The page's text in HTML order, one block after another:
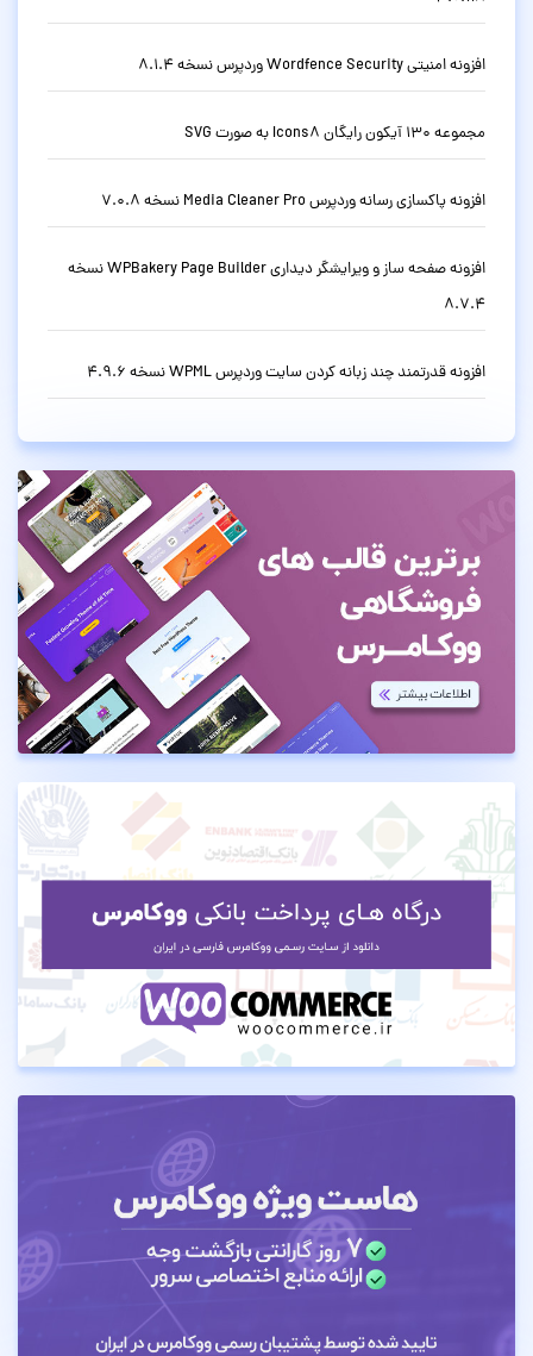
افزونه امنیتی Wordfence Security وردپرس نسخه 8.1.4
مجموعه 130 آیکون رایگان Icons8 به صورت SVG
افزونه پاکسازی رسانه وردپرس Media Cleaner Pro نسخه 7.0.8
افزونه صفحه ساز و ویرایشگر دیداری WPBakery Page Builder نسخه
8.7.4
افزونه قدرتمند چند زبانه کردن سایت وردپرس WPML نسخه 4.9.6